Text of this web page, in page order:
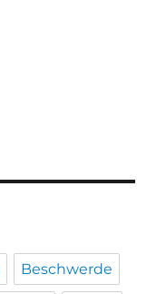
Beschwerde